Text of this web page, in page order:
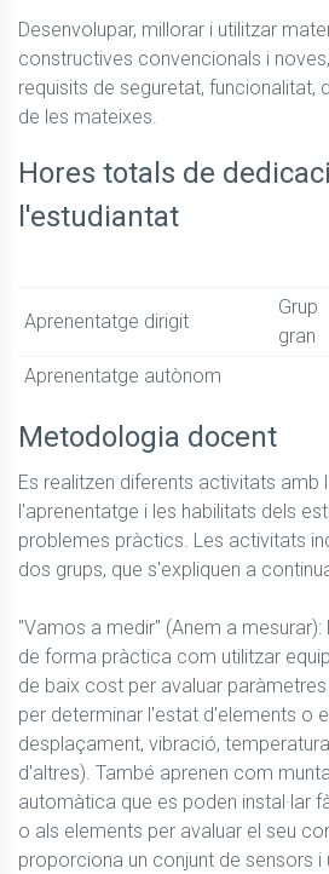
Desenvolupar, millorar i utilitzar
constructives convencionals i
requisits de seguretat, funcionalitat,
de les mateixes.
Hores totals de
l'estudiantat
Aprenentatge dirigit
Grup
gran
Aprenentatge autònom
Metodologia docent
Es realitzen diferents activitats amb
l'aprenentatge i les habilitats dels
problemes pràctics. Les activitats
dos grups, que s'expliquen a
"Vamos a medir" (Anem a mesurar):
de forma pràctica com utilitzar
de baix cost per avaluar
per determinar l'estat d'elements o
desplaçament, vibració,
d'altres). També aprenen com
automàtica que es poden instal·lar
o als elements per avaluar el seu
proporciona un conjunt de sensors i